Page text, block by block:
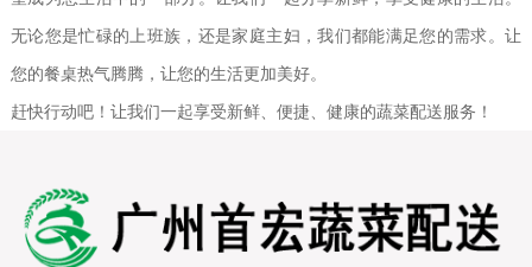
无论您是忙碌的上班族，还是家庭主妇，我们都能满足您的需求。让
您的餐桌热气腾腾，让您的生活更加美好。
赶快行动吧！让我们一起享受新鲜、便捷、健康的蔬菜配送服务！